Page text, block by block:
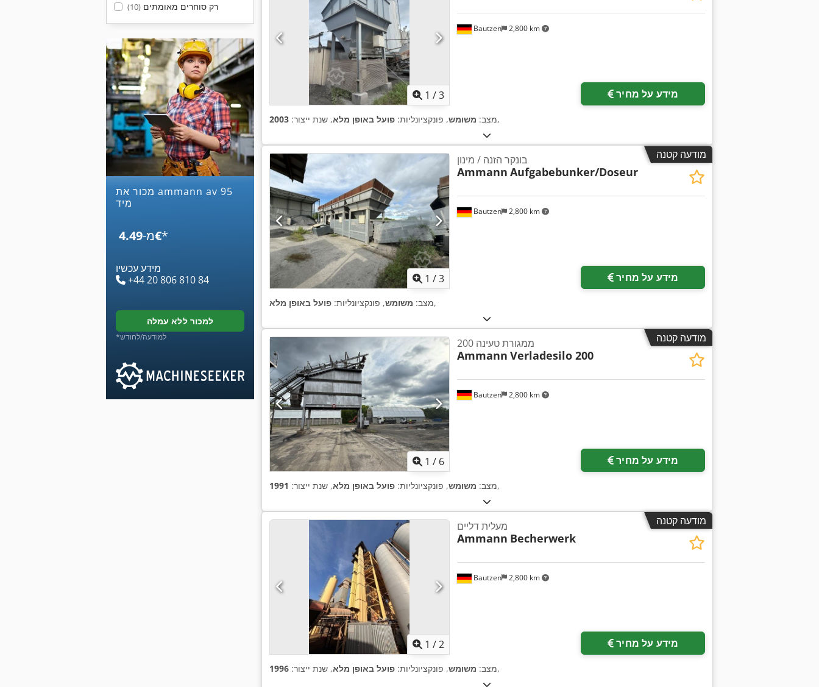
רק סוחרים מאומתים(10)
מכור את ammann av 95
מיד
מ-‏4.49 ‏€*
מידע עכשיו
+44 20 806 810 84
למכור ללא עמלה
*למודעה/לחודש
1 /3
Bautzen 2,800 km
מידע על מחיר
מצב: משומש, פונקציונליות: פועל באופן מלא, שנת ייצור: 2003 ,
מודעה קטנה
1 /3
Bautzen 2,800 km
בונקר הזנה / מינון
Ammann Aufgabebunker/Doseur
מידע על מחיר
מצב: משומש, פונקציונליות: פועל באופן מלא ,
מודעה קטנה
1 / 6
Bautzen 2,800 km
ממגורת טעינה 200
Ammann Verladesilo 200
מידע על מחיר
מצב: משומש, פונקציונליות: פועל באופן מלא, שנת ייצור: 1991 ,
מודעה קטנה
1 /2
Bautzen 2,800 km
מעלית דליים
Ammann Becherwerk
מידע על מחיר
מצב: משומש, פונקציונליות: פועל באופן מלא, שנת ייצור: 1996 ,